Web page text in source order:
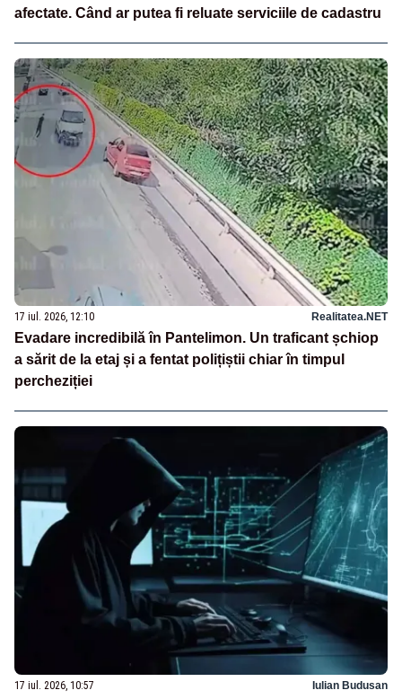
afectate. Când ar putea fi reluate serviciile de cadastru
17 iul. 2026, 12:10 Realitatea.NET
Evadare incredibilă în Pantelimon. Un traficant șchiop
a sărit de la etaj și a fentat polițiștii chiar în timpul
percheziției
17 iul. 2026, 10:57 Iulian Budusan